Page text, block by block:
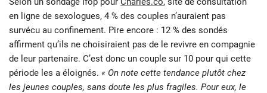
en ligne de sexologues, 4 % des couples n’auraient pas
survécu au confinement. Pire encore : 12 % des sondés
affirment qu’ils ne choisiraient pas de le revivre en compagnie
de leur partenaire. C’est donc un couple sur 10 pour qui cette
période les a éloignés. « On note cette tendance plutôt chez
les jeunes couples, sans doute les plus fragiles. Pour eux, le